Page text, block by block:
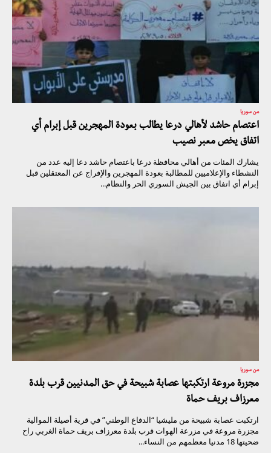
من سوريا
اعتصام حاشد لأهالي درعا يطالب بعودة المهجرين قبل إبرام أي
اتفاق يخص معبر نصيب
يشارك المئات من أهالي محافظة درعا باعتصام حاشد دعا إليه عدد من
النشطاء والإعلاميين للمطالبة بعودة المهجرين والإفراج عن المعتقلين قبل
إبرام أي اتفاق بين الجيش السوري الحر والنظام...
من سوريا
مجزرة مروعة ارتكبتها عصابة شبيحة في حق المدنيين قرب بلدة
معرزاف بريف حماة
ارتكبت عصابة شبيحة من مليشيا “الدفاع الوطني” في قرية أصيلة الموالية
مجزرة مروعة في مزرعة الهوات قرب بلدة معرزاف بريف حماة الغربي راح
ضحيتها 18 مدنيا معظمهم من النساء...